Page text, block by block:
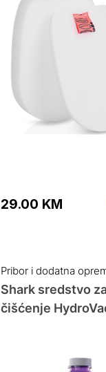
29.00 KM
Pribor i dodatna
Shark sredstvo
čišćenje